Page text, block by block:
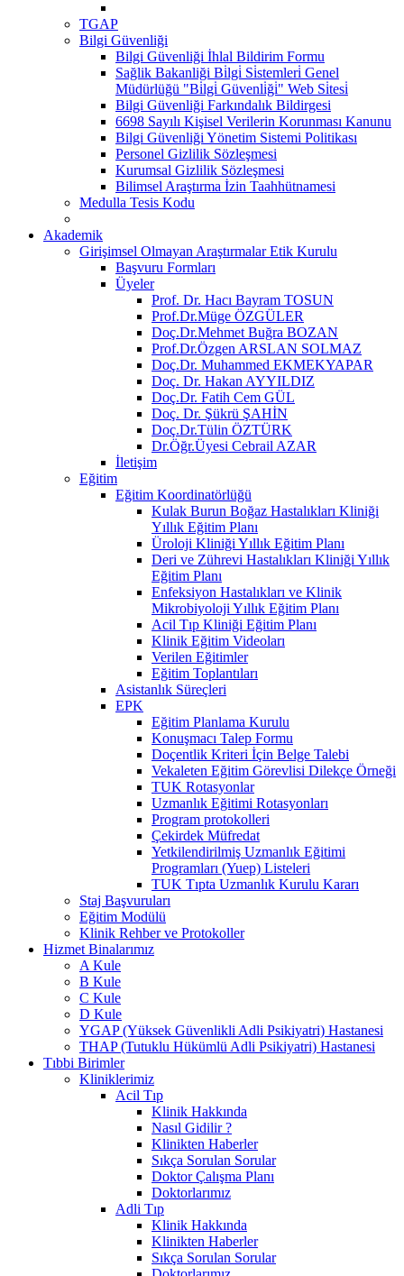
TGAP
Bilgi Güvenliği
Bilgi Güvenliği İhlal Bildirim Formu
Sağlik Bakanliği Bi̇lgi̇ Si̇stemleri̇ Genel
Müdürlüğü "Bi̇lgi̇ Güvenli̇ği̇" Web Si̇tesi̇
Bilgi Güvenliği Farkındalık Bildirgesi
6698 Sayılı Kişisel Verilerin Korunması Kanunu
Bilgi Güvenliği Yönetim Sistemi Politikası
Personel Gizlilik Sözleşmesi
Kurumsal Gizlilik Sözleşmesi
Bilimsel Araştırma İzin Taahhütnamesi
Medulla Tesis Kodu
Akademik
Girişimsel Olmayan Araştırmalar Etik Kurulu
Başvuru Formları
Üyeler
Prof. Dr. Hacı Bayram TOSUN
Prof.Dr.Müge ÖZGÜLER
Doç.Dr.Mehmet Buğra BOZAN
Prof.Dr.Özgen ARSLAN SOLMAZ
Doç.Dr. Muhammed EKMEKYAPAR
Doç. Dr. Hakan AYYILDIZ
Doç.Dr. Fatih Cem GÜL
Doç. Dr. Şükrü ŞAHİN
Doç.Dr.Tülin ÖZTÜRK
Dr.Öğr.Üyesi Cebrail AZAR
İletişim
Eğitim
Eğitim Koordinatörlüğü
Kulak Burun Boğaz Hastalıkları Kliniği
Yıllık Eğitim Planı
Üroloji Kliniği Yıllık Eğitim Planı
Deri ve Zührevi Hastalıkları Kliniği Yıllık
Eğitim Planı
Enfeksiyon Hastalıkları ve Klinik
Mikrobiyoloji Yıllık Eğitim Planı
Acil Tıp Kliniği Eğitim Planı
Klinik Eğitim Videoları
Verilen Eğitimler
Eğitim Toplantıları
Asistanlık Süreçleri
EPK
Eğitim Planlama Kurulu
Konuşmacı Talep Formu
Doçentlik Kriteri İçin Belge Talebi
Vekaleten Eğitim Görevlisi Dilekçe Örneği
TUK Rotasyonlar
Uzmanlık Eğitimi Rotasyonları
Program protokolleri
Çekirdek Müfredat
Yetkilendirilmiş Uzmanlık Eğitimi
Programları (Yuep) Listeleri
TUK Tıpta Uzmanlık Kurulu Kararı
Staj Başvuruları
Eğitim Modülü
Klinik Rehber ve Protokoller
Hizmet Binalarımız
A Kule
B Kule
C Kule
D Kule
YGAP (Yüksek Güvenlikli Adli Psikiyatri) Hastanesi
THAP (Tutuklu Hükümlü Adli Psikiyatri) Hastanesi
Tıbbi Birimler
Kliniklerimiz
Acil Tıp
Klinik Hakkında
Nasıl Gidilir ?
Klinikten Haberler
Sıkça Sorulan Sorular
Doktor Çalışma Planı
Doktorlarımız
Adli Tıp
Klinik Hakkında
Klinikten Haberler
Sıkça Sorulan Sorular